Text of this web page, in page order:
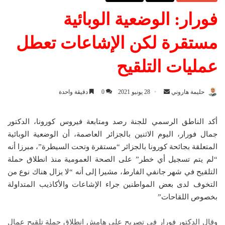
فورار: الوضعية الوبائية
مستقرة لكن الإشاعات تعطل
عمليات التلقيح
حليمة هاروني
ب
ر
ي
د
ا
إ
28 يونيو 2021 0 دقيقة واحدة
أكد الناطق الرسمي للجنة رصد ومتابعة فيروس كورونا، الدكتور
جمال فورار، اليوم الاثنين بالجزائر العاصمة، أن الوضعية الوبائية
المتعلقة بجائحة كورونا بالجزائر “مستقرة وتحت السيطرة”، مبرزا أنه
“لم يتم تسجيل أي خطر” على الصحة العمومية منذ انطلاق حملة
التلقيح في شهر جانفي الفارط، مشيرا إلى أنه “لا يزال هناك نوع من
التخوف لدى بعض المواطنين جراء الإشاعات والأكاذيب المتداولة
بخصوص اللقاحات”
وقال الدكتور فورار في تصريح على هامش انطلاق حملة تلقيح عمال